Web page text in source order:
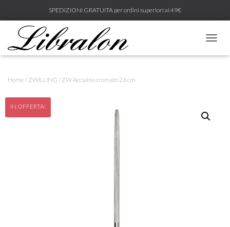
SPEDIZIONI GRATUITA per ordini superiori ai 49€
A
Home / ZWILLING / ZW Acciaino cromato 26 cm
IN OFFERTA!